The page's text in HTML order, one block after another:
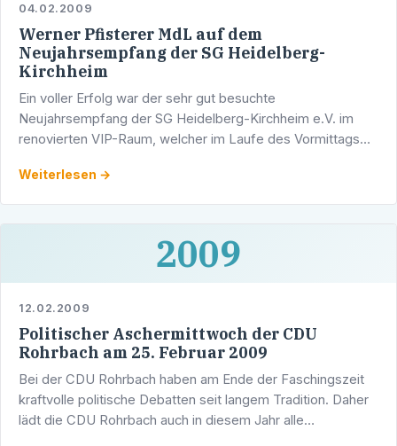
04.02.2009
Werner Pfisterer MdL auf dem
Neujahrsempfang der SG Heidelberg-
Kirchheim
Ein voller Erfolg war der sehr gut besuchte
Neujahrsempfang der SG Heidelberg-Kirchheim e.V. im
renovierten VIP-Raum, welcher im Laufe des Vormittags
Weiterlesen →
2009
12.02.2009
Politischer Aschermittwoch der CDU
Rohrbach am 25. Februar 2009
Bei der CDU Rohrbach haben am Ende der Faschingszeit
kraftvolle politische Debatten seit langem Tradition. Daher
lädt die CDU Rohrbach auch in diesem Jahr alle